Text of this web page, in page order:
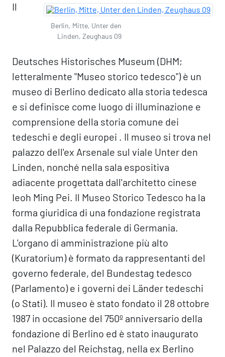
Berlin, Mitte, Unter den
Linden, Zeughaus 09
Il
Deutsches Historisches Museum (DHM;
letteralmente "Museo storico tedesco") è un
museo di Berlino dedicato alla storia tedesca
e si definisce come luogo di illuminazione e
comprensione della storia comune dei
tedeschi e degli europei . Il museo si trova nel
palazzo dell'ex Arsenale sul viale Unter den
Linden, nonché nella sala espositiva
adiacente progettata dall'architetto cinese
Ieoh Ming Pei. Il Museo Storico Tedesco ha la
forma giuridica di una fondazione registrata
dalla Repubblica federale di Germania.
L'organo di amministrazione più alto
(Kuratorium) è formato da rappresentanti del
governo federale, del Bundestag tedesco
(Parlamento) e i governi dei Länder tedeschi
(o Stati). Il museo è stato fondato il 28 ottobre
1987 in occasione del 750º anniversario della
fondazione di Berlino ed è stato inaugurato
nel Palazzo del Reichstag, nella ex Berlino